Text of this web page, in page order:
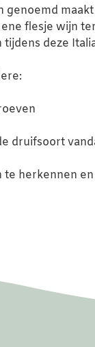
genoemd
flesje wijn
deze
druifsoort
te herkennen